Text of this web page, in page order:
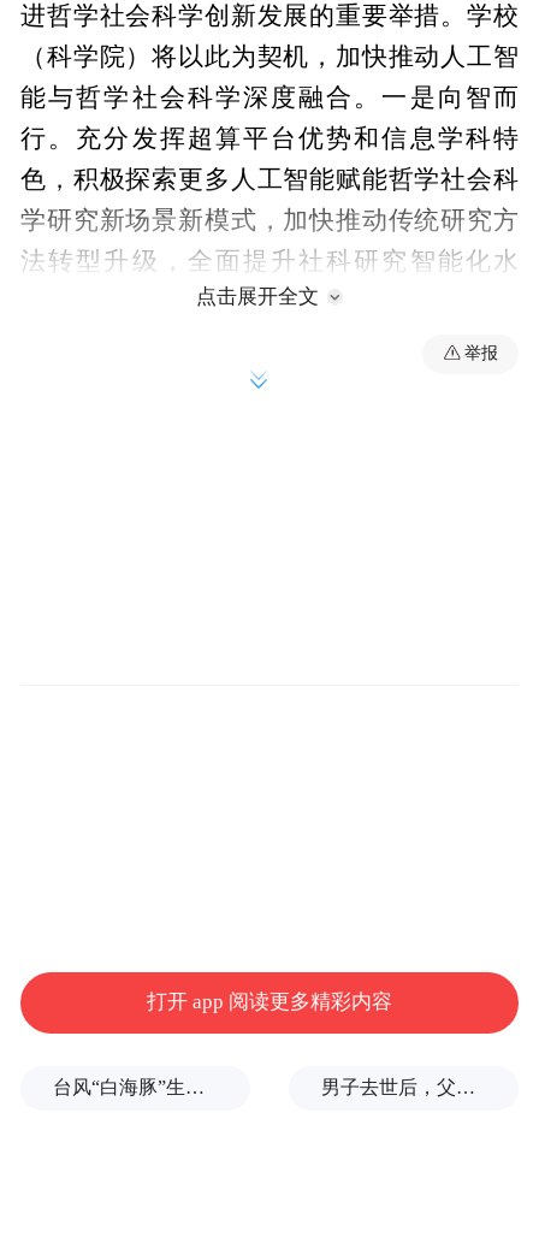
进哲学社会科学创新发展的重要举措。学校
（科学院）将以此为契机，加快推动人工智
能与哲学社会科学深度融合。一是向智而
行。充分发挥超算平台优势和信息学科特
色，积极探索更多人工智能赋能哲学社会科
学研究新场景新模式，加快推动传统研究方
法转型升级，全面提升社科研究智能化水
平。二是向新而为。聚焦哲学社会科学前沿
领域和国家重大战略需求，持续深化交叉融
合、加速协同创新，切实打造一批特色研究
点击展开全文
举报
打开 app 阅读更多精彩内容
台风“白海豚”生命史即将超过15天，是普通台风3倍以上，环流直径达1300公里 男子去世后，父母要求对孙子进行亲子鉴定，儿媳拒绝